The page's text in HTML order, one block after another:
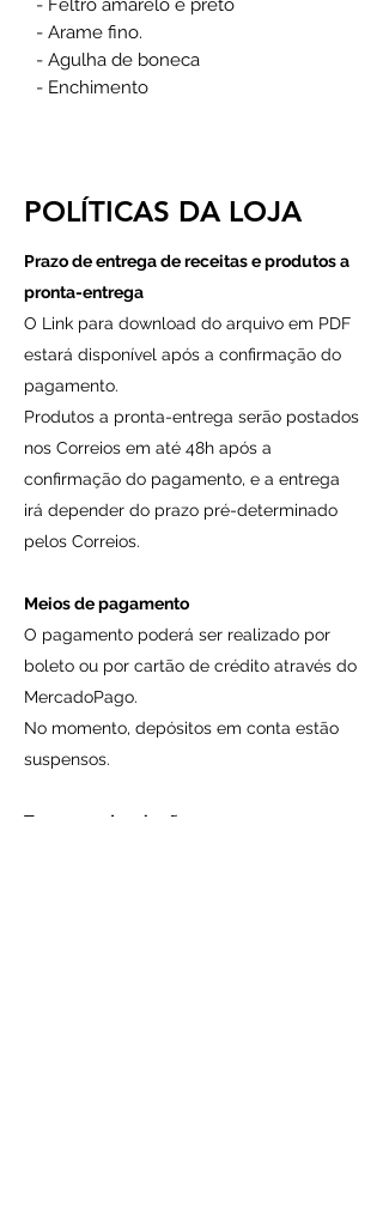
- Feltro amarelo e preto
- Arame fino.
- Agulha de boneca
- Enchimento
POLÍTICAS DA LOJA
Prazo de entrega de receitas e produtos a
pronta-entrega
O Link para download do arquivo em PDF
estará disponível após a confirmação do
pagamento.
Produtos a pronta-entrega serão postados
nos Correios em até 48h após a
confirmação do pagamento, e a entrega
irá depender do prazo pré-determinado
pelos Correios.
Meios de pagamento
O pagamento poderá ser realizado por
boleto ou por cartão de crédito através do
MercadoPago.
No momento, depósitos em conta estão
suspensos.
Trocas ou devoluções